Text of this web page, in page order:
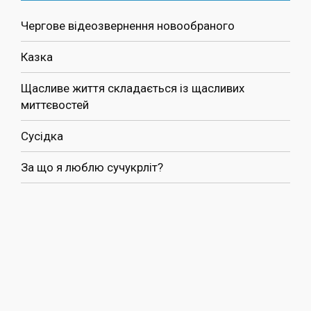
Чергове відеозвернення новообраного
Казка
Щасливе життя складається із щасливих
миттєвостей
Сусідка
За що я люблю сучукрліт?